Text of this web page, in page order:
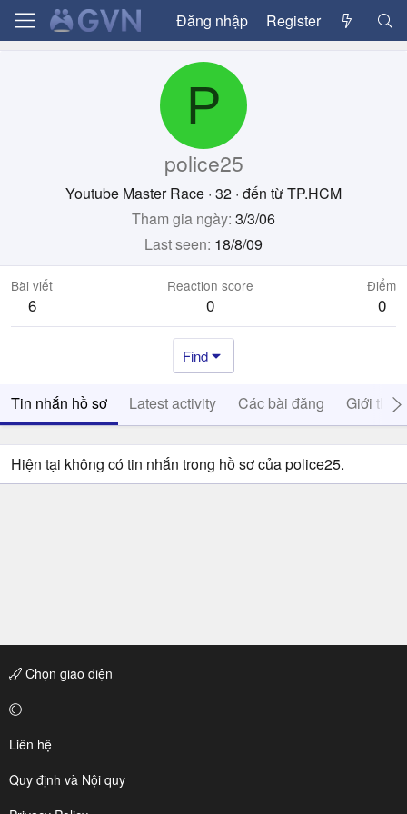
Đăng nhập Register
P
police25
Youtube Master Race · 32 · đến từTP.HCM
Tham gia ngày 3/3/06
Last seen 18/8/09
Bài viết
6
Reaction score
0
Điểm
0
Find
Tin nhắn hồ sơ Latest activity Các bài đăng Giới thiệu
Hiện tại không có tin nhắn trong hồ sơ của police25.
Chọn giao diện
Liên hệ
Quy định và Nội quy